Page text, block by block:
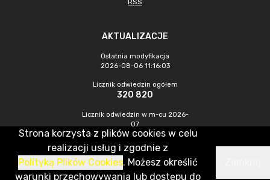
RSS
AKTUALIZACJE
Ostatnia modyfikacja
2026-08-06 11:16:03
Licznik odwiedzin ogółem
320 820
Licznik odwiedzin w m-cu 2026-
07
879
CMS & Hosting: Nefeni Sp. z o.o.
Strona korzysta z plików cookies w celu
realizacji usług i zgodnie z
Polityką Plików Cookies. Możesz określić
warunki przechowywania lub dostępu do